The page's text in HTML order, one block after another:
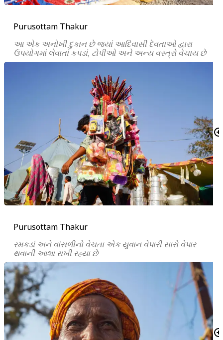
Purusottam Thakur
આ એક અનોખી દુકાન છે જ્યાં આદિવાસી દેવતાઓ દ્વારા
ઉપયોગમાં લેવાતાં કપડાં, ટોપીઓ અને અન્ય વસ્ત્રો વેચાય છે
Purusottam Thakur
રમકડાં અને વાંસળીનો વેચતા એક યુવાન વેપારી સારો વેપાર
થવાની આશા રાખી રહ્યા છે